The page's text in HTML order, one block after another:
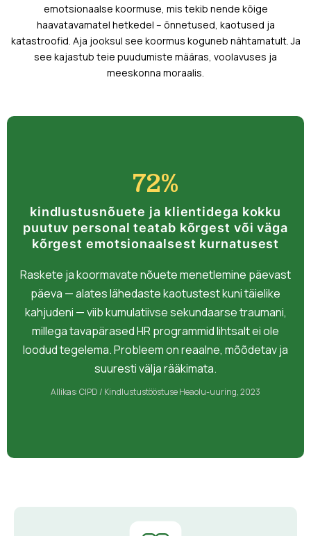
emotsionaalse koormuse, mis tekib nende kõige
haavatavamatel hetkedel – õnnetused, kaotused ja
katastroofid. Aja jooksul see koormus koguneb nähtamatult. Ja
see kajastub teie puudumiste määras, voolavuses ja
meeskonna moraalis.
72%
kindlustusnõuete ja klientidega kokku
puutuv personal teatab kõrgest või väga
kõrgest emotsionaalsest kurnatusest
Raskete ja koormavate nõuete menetlemine päevast
päeva — alates lähedaste kaotustest kuni täielike
kahjudeni — viib kumulatiivse sekundaarse traumani,
millega tavapärased HR programmid lihtsalt ei ole
loodud tegelema. Probleem on reaalne, mõõdetav ja
suuresti välja rääkimata.
Allikas: CIPD / Kindlustustööstuse Heaolu-uuring, 2023